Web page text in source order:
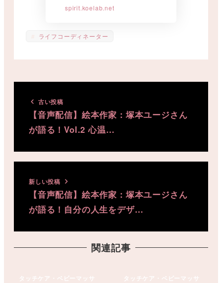
spirit.koelab.net
ライフコーディネーター
古い投稿
【音声配信】絵本作家：塚本ユージさん
が語る！Vol.2 心温…
新しい投稿
【音声配信】絵本作家：塚本ユージさん
が語る！自分の人生をデザ…
関連記事
タッチケア・ベビーマッサ
タッチケア・ベビーマッサ